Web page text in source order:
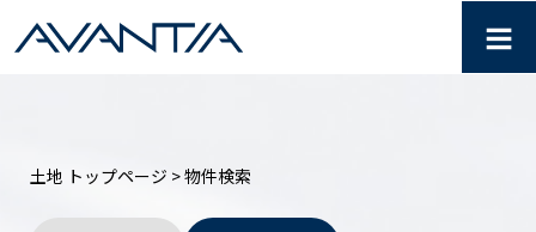
【AVANTIA】 物件検索 ≡
土地 トップページ > 物件検索